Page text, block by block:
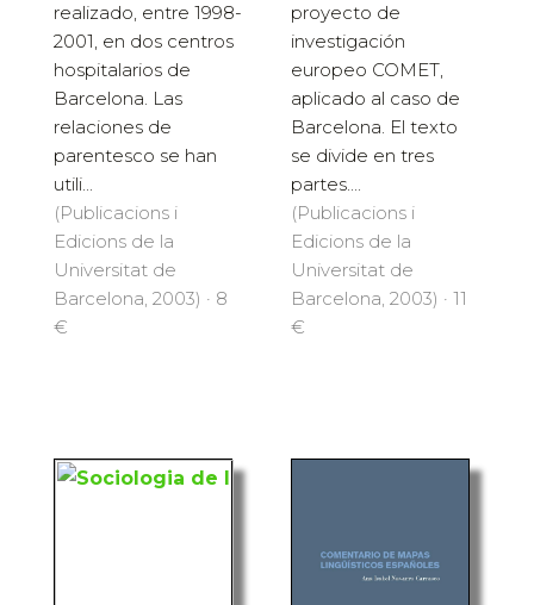
realizado, entre 1998-
2001, en dos centros
hospitalarios de
Barcelona. Las
relaciones de
parentesco se han
utili...
(Publicacions i
Edicions de la
Universitat de
Barcelona, 2003) · 8
€
proyecto de
investigación
europeo COMET,
aplicado al caso de
Barcelona. El texto
se divide en tres
partes....
(Publicacions i
Edicions de la
Universitat de
Barcelona, 2003) · 11
€